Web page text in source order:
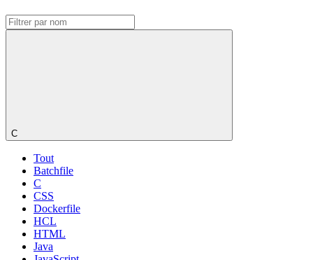
C
Tout
Batchfile
C
CSS
Dockerfile
HCL
HTML
Java